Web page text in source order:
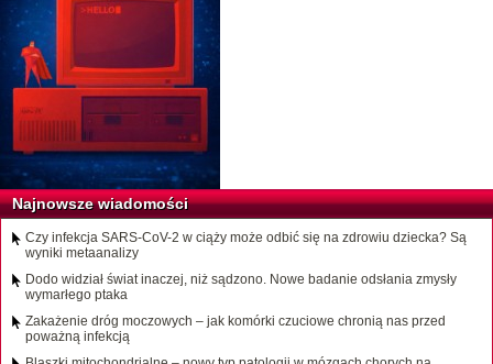
Najnowsze wiadomości
Czy infekcja SARS-CoV-2 w ciąży może odbić się na zdrowiu dziecka? Są
wyniki metaanalizy
Dodo widział świat inaczej, niż sądzono. Nowe badanie odsłania zmysły
wymarłego ptaka
Zakażenie dróg moczowych – jak komórki czuciowe chronią nas przed
poważną infekcją